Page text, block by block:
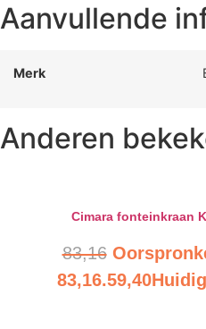
Aanvullende
Merk
Anderen
Cimara fonteinkraan
83,16
83,16.59,40